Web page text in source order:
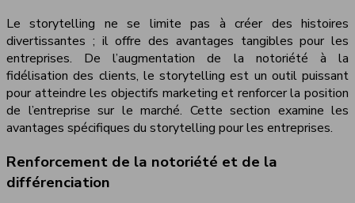
Le storytelling ne se limite pas à créer des histoires
divertissantes ; il offre des avantages tangibles pour les
entreprises. De l’augmentation de la notoriété à la
fidélisation des clients, le storytelling est un outil puissant
pour atteindre les objectifs marketing et renforcer la position
de l’entreprise sur le marché. Cette section examine les
avantages spécifiques du storytelling pour les entreprises.
Renforcement de la notoriété et de la
différenciation